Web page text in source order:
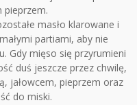
pieprzem.
masło klarowane i
partiami, aby nie
Gdy mięso się przyrumieni
duś jeszcze przez chwilę,
jałowcem, pieprzem oraz
do miski.